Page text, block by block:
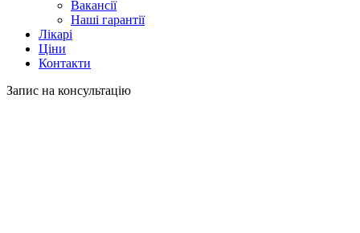
Вакансії
Наші гарантії
Лікарі
Ціни
Контакти
Запис на консультацію